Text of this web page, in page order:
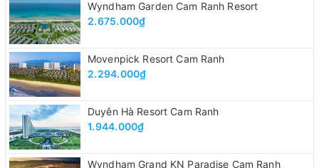
Wyndham Garden Cam Ranh Resort
2.675.000₫
Movenpick Resort Cam Ranh
2.294.000₫
Duyên Hà Resort Cam Ranh
1.944.000₫
Wyndham Grand KN Paradise Cam Ranh